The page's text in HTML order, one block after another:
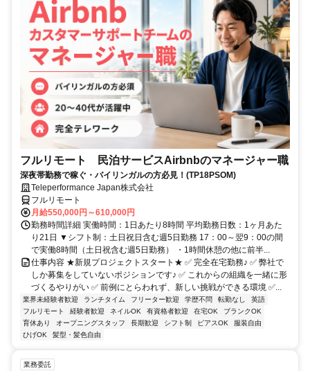
フルリモート 民泊サービスAirbnbのマネージャー職
深夜帯勤務で稼ぐ・バイリンガルの方必見！(TP18PSOM)
Teleperformance Japan株式会社
フルリモート
月給550,000円～610,000円
勤務時間詳細 実働時間：1日あたり8時間 平均勤務日数：1ヶ月あた
り21日 ▼シフト制：土日祝日含む週5日勤務 17：00～翌9：00の間
で実働8時間（土日祝含む週5日勤務） ・1時間休憩の他に前半...
仕事内容 ★新規プロジェクトスタート★ ✅ 完全在宅勤務♪ ✅ 弊社で
しか募集をしていないポジションです♪ ✅ これからの組織を一緒に形
づくるやりがい ✅ 前例にとらわれず、新しい挑戦ができる環境 ✅...
業界未経験者歓迎 ランチタイム フリーター歓迎 学歴不問 転勤なし
英語
フルリモート
経験者歓迎 ネイルOK 有資格者歓迎 在宅OK
ブランクOK
育休あり
オープニングスタッフ 長期歓迎 シフト制 ピアスOK
服装自由
ひげOK
髪型・髪色自由
業務委託